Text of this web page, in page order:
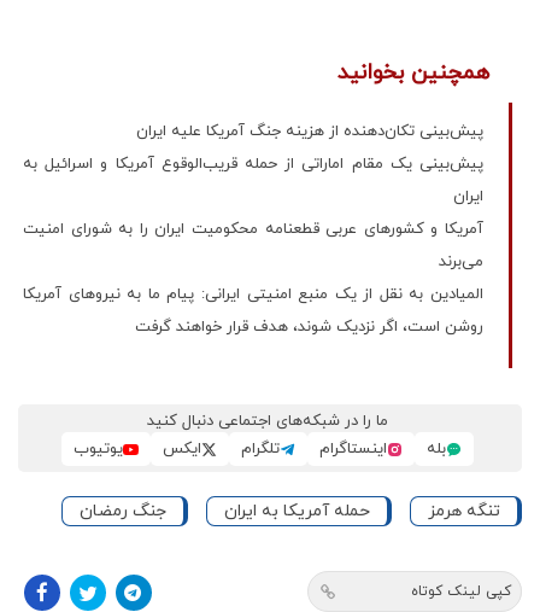
همچنین بخوانید
پیش‌بینی تکان‌دهنده از هزینه جنگ آمریکا علیه ایران
پیش‌بینی یک مقام اماراتی از حمله قریب‌الوقوع آمریکا و اسرائیل به
ایران
آمریکا و کشورهای عربی قطعنامه محکومیت ایران را به شورای امنیت
می‌برند
المیادین به نقل از یک منبع امنیتی ایرانی: پیام ما به نیروهای آمریکا
روشن است، اگر نزدیک شوند، هدف قرار خواهند گرفت
ما را در شبکه‌های اجتماعی دنبال کنید
بله
اینستاگرام تلگرام ایکس یوتیوب
تنگه هرمز حمله آمریکا به ایران جنگ رمضان
کپی لینک کوتاه